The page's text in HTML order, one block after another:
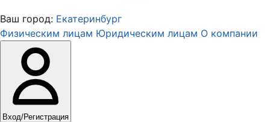
Ваш город: Екатеринбург
Физическим лицам Юридическим лицам О компании
Вход/Регистрация